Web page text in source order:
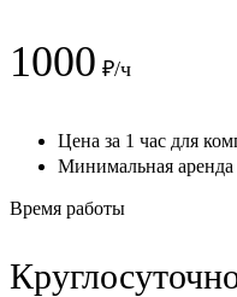
1000 ₽/ч
Цена за 1 час для
Минимальная
Время работы